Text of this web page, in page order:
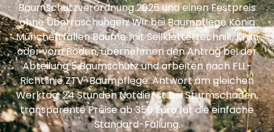
Baumschutzverordnung 2026 und einen Festpreis
ohne Überraschungen. Wir bei Baumpflege König
München fällen Bäume mit Seilklettertechnik, Kran
oder vom Boden, übernehmen den Antrag bei der
Abteilung 5 Baumschutz und arbeiten nach FLL-
Richtlinie ZTV-Baumpflege. Antwort am gleichen
Werktag, 24 Stunden Notdienst bei Sturmschaden,
transparente Preise ab 350 Euro für die einfache
Standard-Fällung.